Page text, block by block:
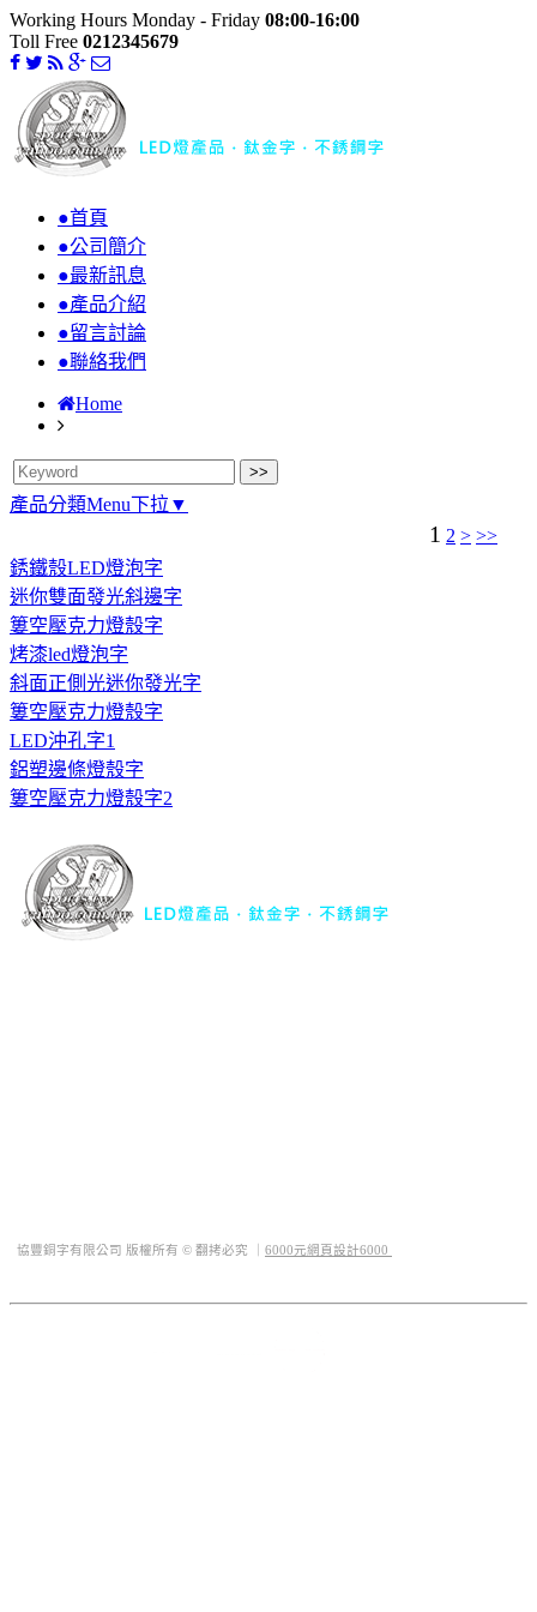
Working Hours Monday - Friday 08:00-16:00
Toll Free 0212345679
●首頁
●公司簡介
●最新訊息
●產品介紹
●留言討論
●聯絡我們
Home
產品分類Menu下拉▼
1 2 > >>
銹鐵殼LED燈泡字
迷你雙面發光斜邊字
簍空壓克力燈殼字
烤漆led燈泡字
斜面正側光迷你發光字
簍空壓克力燈殼字
LED沖孔字1
鋁塑邊條燈殼字
簍空壓克力燈殼字2
協豐銅字有限公司 版權所有 © 翻拷必究 ｜ 6000元網頁設計6000